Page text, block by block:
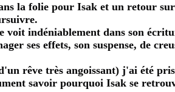
la folie pour Isak et un retour
voit indéniablement dans son
ses effets, son suspense, de
rêve très angoissant) j'ai été
savoir pourquoi Isak se